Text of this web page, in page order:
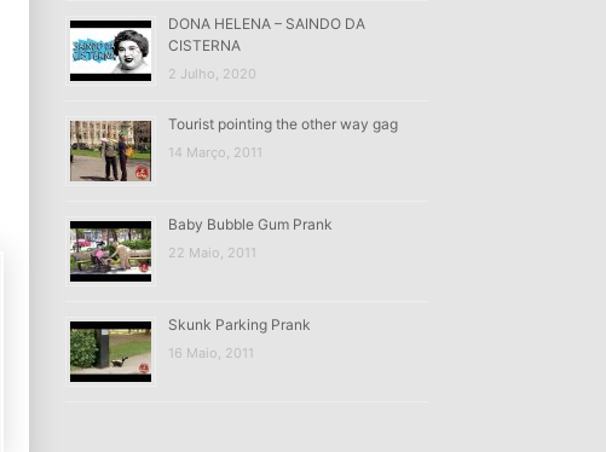
DONA HELENA – SAINDO DA
CISTERNA
2 Julho, 2020
Tourist pointing the other way gag
14 Março, 2011
Baby Bubble Gum Prank
22 Maio, 2011
Skunk Parking Prank
16 Maio, 2011